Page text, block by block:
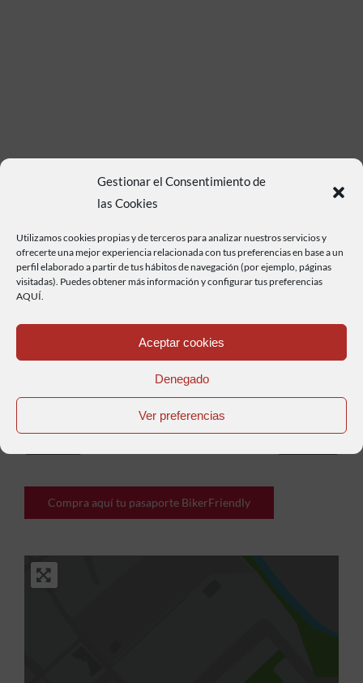
Gestionar el Consentimiento de
las Cookies
Utilizamos cookies propias y de terceros para analizar nuestros servicios y
ofrecerte una mejor experiencia relacionada con tus preferencias en base a un
perfil elaborado a partir de tus hábitos de navegación (por ejemplo, páginas
visitadas). Puedes obtener más información y configurar tus preferencias
AQUÍ.
Aceptar cookies
Denegado
Ver preferencias
Compra aquí tu pasaporte BikerFriendly